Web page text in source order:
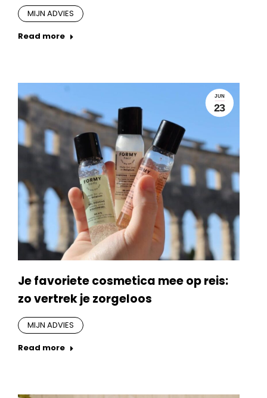
MIJN ADVIES
Read more
JUN
23
Je favoriete cosmetica mee op reis:
zo vertrek je zorgeloos
MIJN ADVIES
Read more